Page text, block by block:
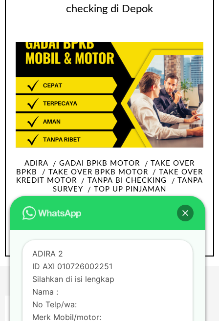
checking di Depok
ADIRA GADAI BPKB MOTOR
TAKE OVER
BPKB
TAKE OVER BPKB MOTOR
TAKE OVER
KREDIT MOTOR
TANPA BI CHECKING
TANPA
SURVEY
TOP UP PINJAMAN
Take over bpkb motor Tangerang tanpa
ADIRA 2
ID AXI 010726002251
Silahkan di isi lengkap
Nama :
No Telp/wa:
Merk Mobil/motor: